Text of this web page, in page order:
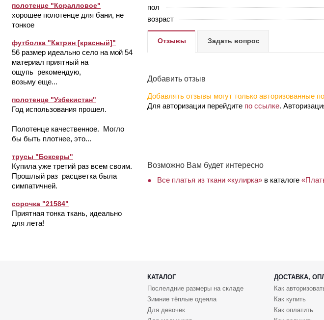
полотенце "Коралловое"
хорошее полотенце для бани, не
тонкое
футболка "Катрин [красный]"
56 размер идеально село на мой 54
материал приятный на
ощупь рекомендую,
возьму еще...
полотенце "Узбекистан"
Год использования прошел.
Полотенце качественное. Могло
бы быть плотнее, это...
трусы "Боксеры"
Купила уже третий раз всем своим.
Прошлый раз расцветка была
симпатичней.
сорочка "21584"
Приятная тонка ткань, идеально
для лета!
пол
возраст
Отзывы Задать вопрос
Добавить отзыв
Добавлять отзывы могут только авторизованные
Для авторизации перейдите по ссылке.
Возможно Вам будет интересно
Все платья из ткани «кулирка» в каталоге
КАТАЛОГ ДОСТАВКА,
Послелдние размеры на складе
Зимние тёплые одеяла
Для девочек
Как
Как купить
Как оплатить